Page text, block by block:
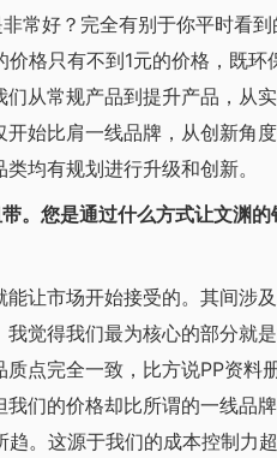
常好？完全有别于你平时看到
格只有不到1元的价格，既环
从常规产品到提升产品，从
始比肩一线品牌，从创新角
均有规划进行升级和创新。
您是通过什么方式让文渊的
市场开始接受的。其间涉及
觉得我们最为核心的部分就
点完全一致，比方说PP资料
们的价格却比所谓的一线品
。这源于我们的成本控制力